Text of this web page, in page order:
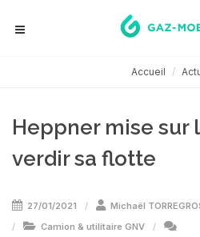
Accueil
Heppner mise sur
verdir sa flotte
27/01/2021
Michaël
Camion & utilitaire GNV